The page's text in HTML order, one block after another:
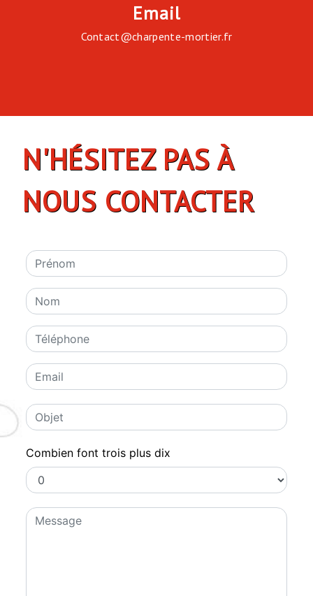
Email
contact@charpente-mortier.fr
N'HÉSITEZ PAS À
NOUS CONTACTER
Combien font trois plus dix